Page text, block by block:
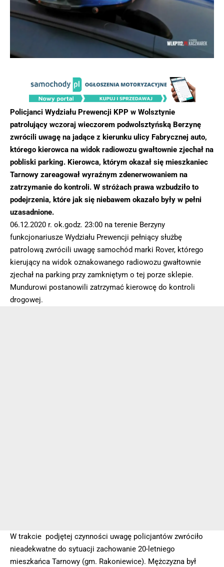
Policjanci Wydziału Prewencji KPP w Wolsztynie
patrolujący wczoraj wieczorem podwolsztyńską Berzynę
zwrócili uwagę na jadące z kierunku ulicy Fabrycznej auto,
którego kierowca na widok radiowozu gwałtownie zjechał na
pobliski parking. Kierowca, którym okazał się mieszkaniec
Tarnowy zareagował wyraźnym zdenerwowaniem na
zatrzymanie do kontroli. W stróżach prawa wzbudziło to
podejrzenia, które jak się niebawem okazało były w pełni
uzasadnione.
06.12.2020 r. ok.godz. 23:00 na terenie Berzyny
funkcjonariusze Wydziału Prewencji pełniący służbę
patrolową zwrócili uwagę samochód marki Rover, którego
kierujący na widok oznakowanego radiowozu gwałtownie
zjechał na parking przy zamkniętym o tej porze sklepie.
Mundurowi postanowili zatrzymać kierowcę do kontroli
drogowej.
W trakcie podjętej czynności uwagę policjantów zwróciło
nieadekwatne do sytuacji zachowanie 20-letniego
mieszkańca Tarnowy (gm. Rakoniewice). Mężczyzna był